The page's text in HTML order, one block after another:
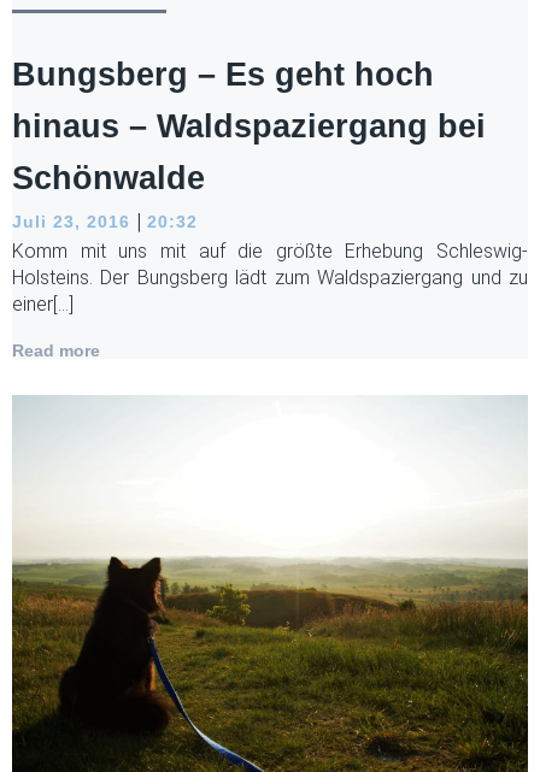
Bungsberg – Es geht hoch
hinaus – Waldspaziergang bei
Schönwalde
Juli 23, 2016 | 20:32
Komm mit uns mit auf die größte Erhebung Schleswig-
Holsteins. Der Bungsberg lädt zum Waldspaziergang und zu
einer[…]
Read more